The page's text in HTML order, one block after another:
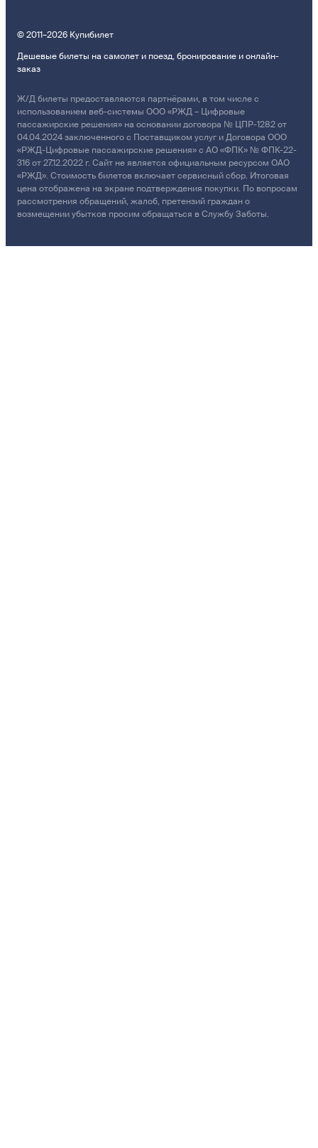
© 2011–2026 Купибилет
Дешевые билеты на самолет и поезд, бронирование и онлайн-
заказ
Ж/Д билеты предоставляются партнёрами, в том числе с
использованием веб-системы ООО «РЖД – Цифровые
пассажирские решения» на основании договора № ЦПР-1282 от
04.04.2024 заключенного с Поставщиком услуг и Договора ООО
«РЖД-Цифровые пассажирские решения» с АО «ФПК» № ФПК-22-
316 от 27.12.2022 г. Сайт не является официальным ресурсом ОАО
«РЖД». Стоимость билетов включает сервисный сбор. Итоговая
цена отображена на экране подтверждения покупки. По вопросам
рассмотрения обращений, жалоб, претензий граждан о
возмещении убытков просим обращаться в Службу Заботы.